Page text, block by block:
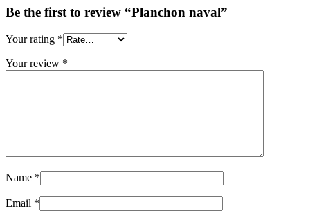
Be the first to review “Planchon naval”
Your rating *
Your review *
Name *
Email *